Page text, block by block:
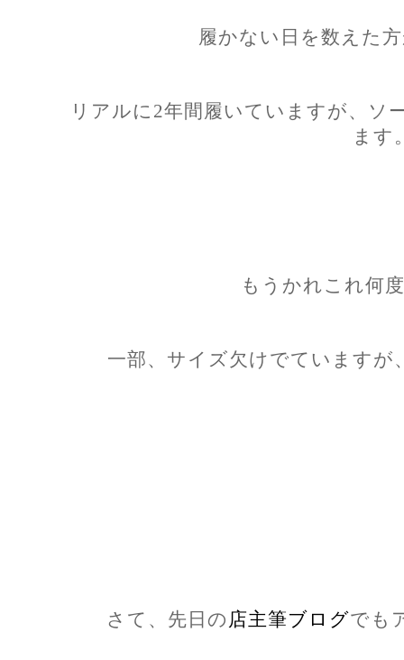
履かない日を数えた
リアルに2年間履いていますが、ソ
ます
もうかれこれ何
一部、サイズ欠けでていますが
さて、先日の 店主筆ブログでも